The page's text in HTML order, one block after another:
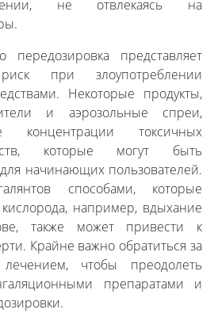
не отвлекаясь на
представляет
при злоупотреблении
Некоторые продукты,
и аэрозольные спреи,
концентрации токсичных
которые могут быть
начинающих пользователей.
способами, которые
например, вдыхание
также может привести к
Крайне важно обратиться за
чтобы преодолеть
препаратами и